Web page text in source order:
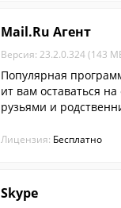
Mail.Ru Агент
Версия: 23.2.0.324 (143
Популярная
ит вам оставаться
рузьями и
товыми
Лицензия: Бесплатно
Skype